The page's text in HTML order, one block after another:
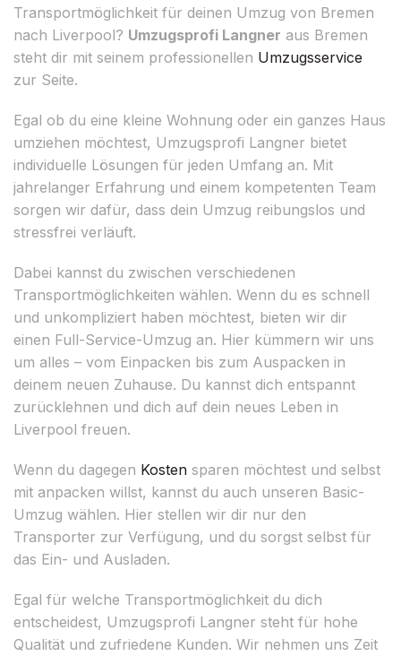
Transportmöglichkeit für deinen Umzug von Bremen
nach Liverpool? Umzugsprofi Langner aus Bremen
steht dir mit seinem professionellen Umzugsservice
zur Seite.
Egal ob du eine kleine Wohnung oder ein ganzes Haus
umziehen möchtest, Umzugsprofi Langner bietet
individuelle Lösungen für jeden Umfang an. Mit
jahrelanger Erfahrung und einem kompetenten Team
sorgen wir dafür, dass dein Umzug reibungslos und
stressfrei verläuft.
Dabei kannst du zwischen verschiedenen
Transportmöglichkeiten wählen. Wenn du es schnell
und unkompliziert haben möchtest, bieten wir dir
einen Full-Service-Umzug an. Hier kümmern wir uns
um alles – vom Einpacken bis zum Auspacken in
deinem neuen Zuhause. Du kannst dich entspannt
zurücklehnen und dich auf dein neues Leben in
Liverpool freuen.
Wenn du dagegen Kosten sparen möchtest und selbst
mit anpacken willst, kannst du auch unseren Basic-
Umzug wählen. Hier stellen wir dir nur den
Transporter zur Verfügung, und du sorgst selbst für
das Ein- und Ausladen.
Egal für welche Transportmöglichkeit du dich
entscheidest, Umzugsprofi Langner steht für hohe
Qualität und zufriedene Kunden. Wir nehmen uns Zeit